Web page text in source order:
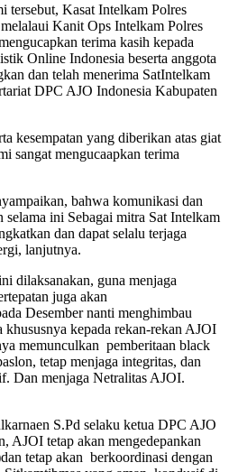
tersebut, Kasat Intelkam Polres
Kanit Ops Intelkam Polres
terima kasih kepada
Online Indonesia beserta anggota
dan telah menerima SatIntelkam
DPC AJO Indonesia Kabupaten
kesempatan yang diberikan atas giat
sangat mengucaapkan terima
bahwa komunikasi dan
ini Sebagai mitra Sat Intelkam
dan dapat selalu terjaga
lanjutnya.
dilaksanakan, guna menjaga
juga akan
Desember nanti menghimbau
khususnya kepada rekan-rekan AJOI
memunculkan pemberitaan black
tetap menjaga integritas, dan
Dan menjaga Netralitas AJOI.
S.Pd selaku ketua DPC AJO
AJOI tetap akan mengedepankan
tetap akan berkoordinasi dengan